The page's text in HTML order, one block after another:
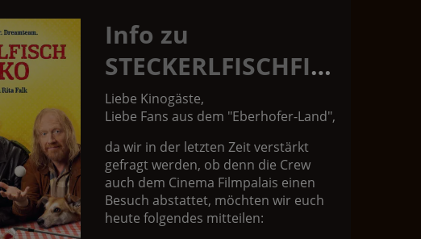
Info zu
STECKERLFISCHFIASKO
Liebe Kinogäste,
Liebe Fans aus dem "Eberhofer-Land",
da wir in der letzten Zeit verstärkt
gefragt werden, ob denn die Crew
auch dem Cinema Filmpalais einen
Besuch abstattet, möchten wir euch
heute folgendes mitteilen: